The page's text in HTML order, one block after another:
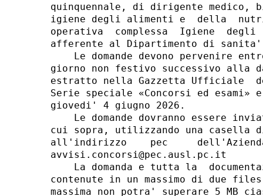
quinquennale, di dirigente
igiene degli alimenti e  della
operativa  complessa  Igiene
afferente al Dipartimento di
Le domande devono pervenire
giorno non festivo successivo alla
estratto nella Gazzetta Ufficiale
Serie speciale «Concorsi ed
giovedi' 4 giugno 2026.
Le domande dovranno essere
cui sopra, utilizzando una
all'indirizzo    pec
avvisi.concorsi@pec.ausl.pc.it
La domanda e tutta la
contenute in un massimo di due
massima non potra' superare 5 MB